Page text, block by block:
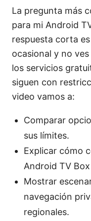
La pregunta más
para mi Android
respuesta corta
ocasional y no
los servicios
siguen con
video vamos a:
Comparar
sus límites.
Explicar cómo
Android TV
Mostrar
navegación
regionales.